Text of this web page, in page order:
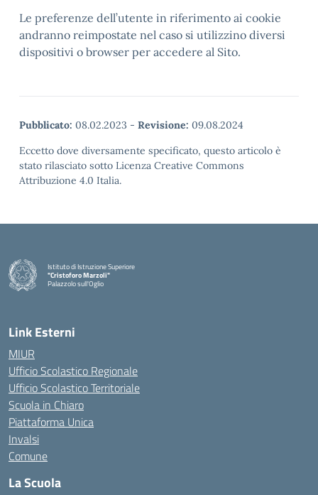
Le preferenze dell’utente in riferimento ai cookie
andranno reimpostate nel caso si utilizzino diversi
dispositivi o browser per accedere al Sito.
Pubblicato: 08.02.2023 - Revisione: 09.08.2024
Eccetto dove diversamente specificato, questo articolo è
stato rilasciato sotto Licenza Creative Commons
Attribuzione 4.0 Italia.
Istituto di Istruzione Superiore
"Cristoforo Marzoli"
Palazzolo sull'Oglio
— Visita la pagina iniziale della scuola
Link Esterni
MIUR
Ufficio Scolastico Regionale
Ufficio Scolastico Territoriale
Scuola in Chiaro
Piattaforma Unica
Invalsi
Comune
La Scuola